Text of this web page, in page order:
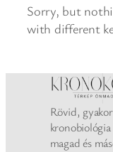
Sorry, but
with different
Rövid,
magad és